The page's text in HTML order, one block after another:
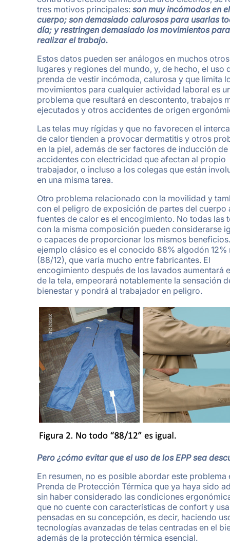
tres motivos principales: son muy incómodos en el
cuerpo; son demasiado calurosos para usarlas
día; y restringen demasiado los movimientos para
realizar el trabajo.
Estos datos pueden ser análogos en muchos otros
lugares y regiones del mundo, y, de hecho, el uso
prenda de vestir incómoda, calurosa y que limita
movimientos para cualquier actividad laboral es
problema que resultará en descontento, trabajos
ejecutados y otros accidentes de origen
Las telas muy rígidas y que no favorecen el
de calor tienden a provocar dermatitis y otros
en la piel, además de ser factores de inducción de
accidentes con electricidad que afectan al propio
trabajador, o incluso a los colegas que están
en una misma tarea.
Otro problema relacionado con la movilidad y
con el peligro de exposición de partes del cuerpo
fuentes de calor es el encogimiento. No todas las
con la misma composición pueden considerarse
o capaces de proporcionar los mismos
ejemplo clásico es el conocido 88% algodón 12%
(88/12), que varía mucho entre fabricantes. El
encogimiento después de los lavados aumentará
de la tela, empeorará notablemente la sensación
bienestar y pondrá al trabajador en peligro.
Pero ¿cómo evitar que el uso de los EPP sea
En resumen, no es posible abordar este problema
Prenda de Protección Térmica que ya haya sido
sin haber considerado las condiciones
que no cuente con características de confort y
pensadas en su concepción, es decir, haciendo
tecnologías avanzadas de telas centradas en el
además de la protección térmica esencial.